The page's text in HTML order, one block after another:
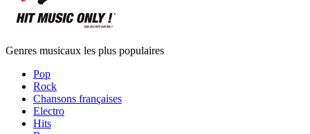
Genres musicaux les plus populaires
Pop
Rock
Chansons françaises
Electro
Hits